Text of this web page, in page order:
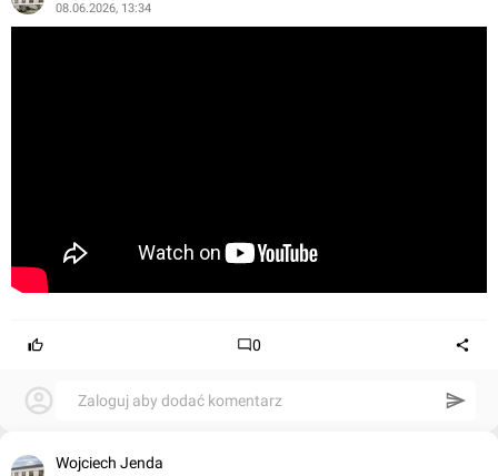
08.06.2026, 13:34
0
Zaloguj aby dodać komentarz
Wojciech Jenda